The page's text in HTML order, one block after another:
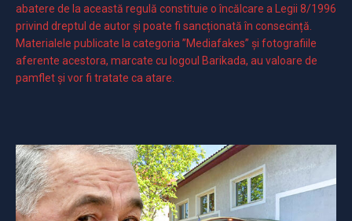
abatere de la această regulă constituie o încălcare a Legii 8/1996
privind dreptul de autor și poate fi sancționată în consecință.
Materialele publicate la categoria ”Mediafakes” și fotografiile
aferente acestora, marcate cu logoul Barikada, au valoare de
pamflet și vor fi tratate ca atare.